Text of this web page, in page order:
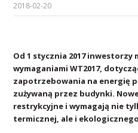
2018-02-20
Od 1 stycznia 2017 inwestorzy
wymaganiami WT2017,
zapotrzebowania na energię
zużywaną przez budynki.
restrykcyjne i wymagają nie
termicznej, ale i ekologicznego